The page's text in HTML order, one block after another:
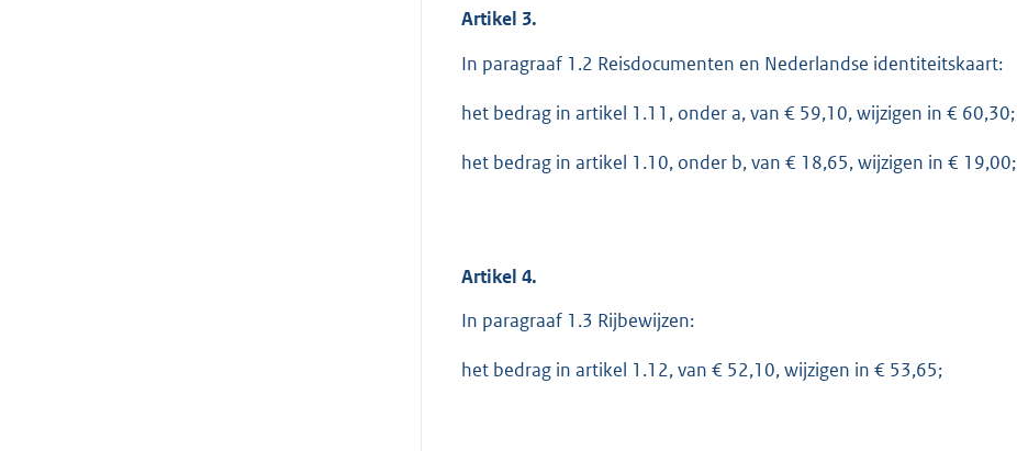
Artikel 3.
In paragraaf 1.2 Reisdocumenten en Nederlandse identiteitskaart:
het bedrag in artikel 1.11, onder a, van € 59,10, wijzigen in € 60,30;
het bedrag in artikel 1.10, onder b, van € 18,65, wijzigen in € 19,00;
Artikel 4.
In paragraaf 1.3 Rijbewijzen:
het bedrag in artikel 1.12, van € 52,10, wijzigen in € 53,65;